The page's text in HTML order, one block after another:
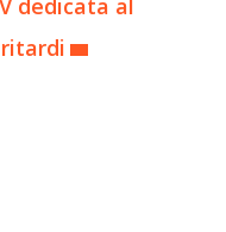
dedicata al